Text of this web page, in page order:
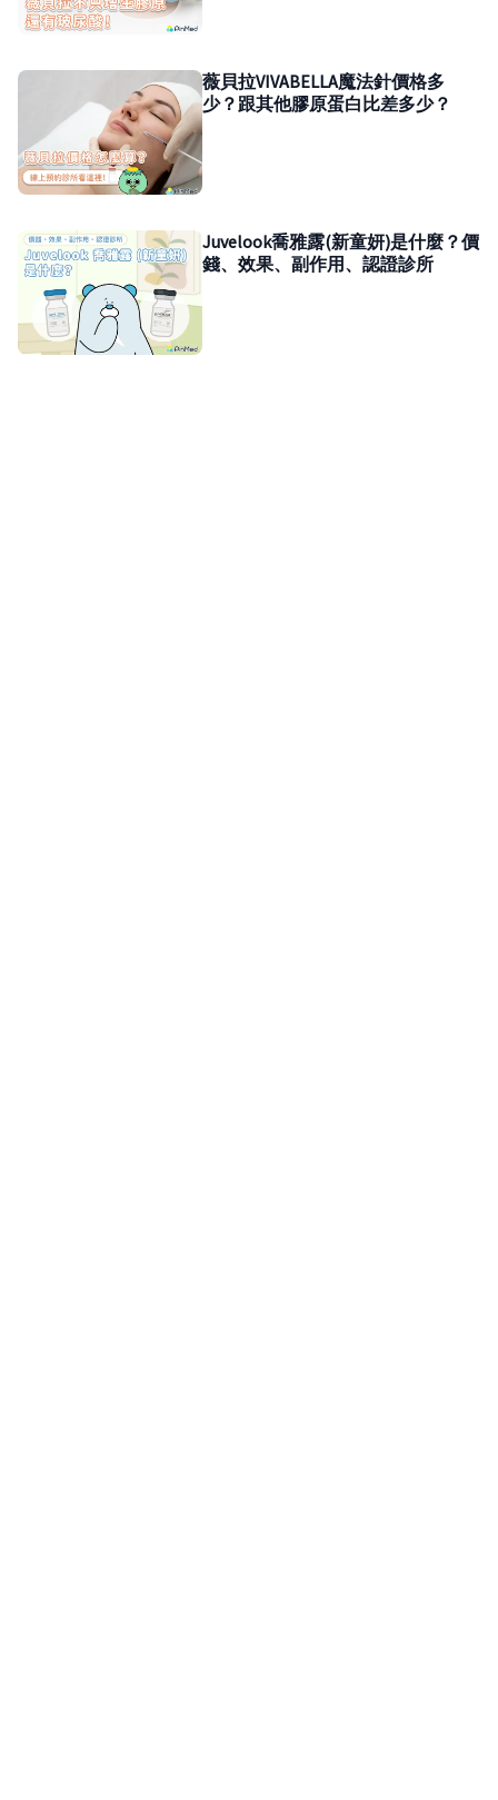
薇貝拉VIVABELLA魔法針價格多
少？跟其他膠原蛋白比差多少？
Juvelook喬雅露(新童妍)是什麼？價
錢、效果、副作用、認證診所